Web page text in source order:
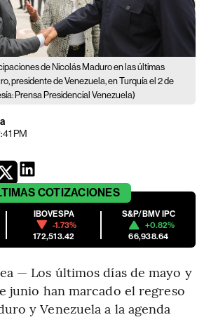
de Nicolás Maduro en las últimas
presidente de Venezuela, en Turquía el 2 de
Prensa Presidencial Venezuela)
PM
COTIZACIONES
IBOVESPA
-1.73%
172,513.42
S&P/BMV IPC
+0.82%
66,938.64
— Los últimos días de mayo y
junio han marcado el regreso
y Venezuela a la agenda